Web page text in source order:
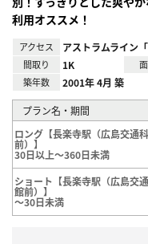
利用オススメ！
アクセス アストラムライン
間取り 1K
築年数 2001年 4月 築
プラン名・期間
ロング【長楽寺駅（広島交通
前）】
30日以上～360日未満
ショート【長楽寺駅（広島交
館前）】
～30日未満